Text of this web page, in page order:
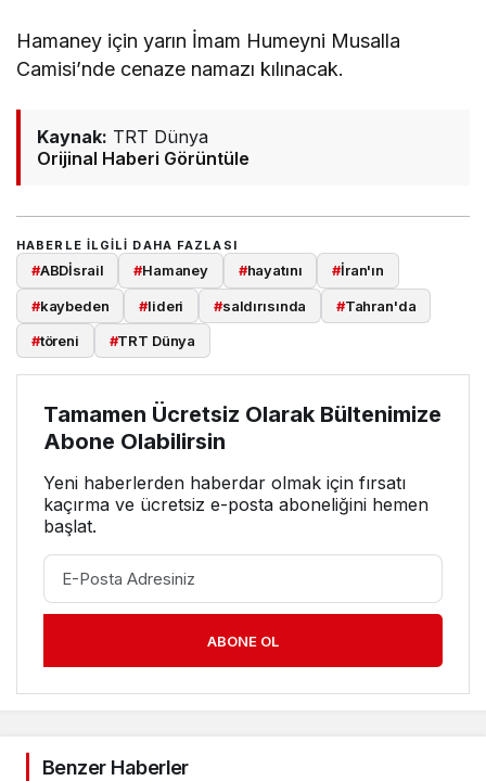
Hamaney için yarın İmam Humeyni Musalla
Camisi’nde cenaze namazı kılınacak.
Kaynak: TRT Dünya
Orijinal Haberi Görüntüle
HABERLE ILGILI DAHA FAZLASI
#ABDİsrail #Hamaney #hayatını #İran'ın
#kaybeden #lideri #saldırısında #Tahran'da
#töreni #TRT Dünya
Tamamen Ücretsiz Olarak Bültenimize
Abone Olabilirsin
Yeni haberlerden haberdar olmak için fırsatı
kaçırma ve ücretsiz e-posta aboneliğini hemen
başlat.
ABONE OL
Benzer Haberler